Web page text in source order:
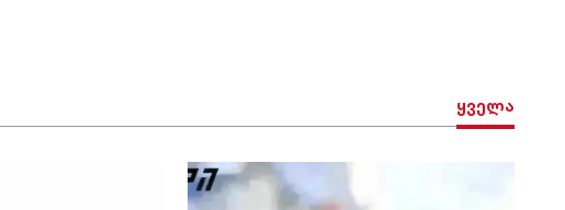
ყველა